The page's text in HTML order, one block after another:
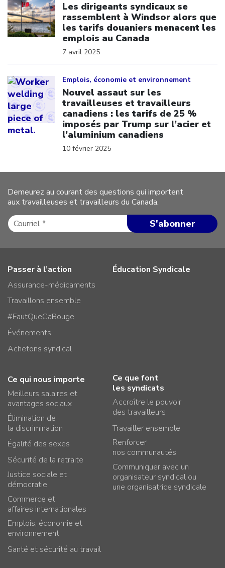
Les dirigeants syndicaux se
rassemblent à Windsor alors que
les tarifs douaniers menacent les
emplois au Canada
7 avril 2025
Emplois, économie et environnement
Nouvel assaut sur les
travailleuses et travailleurs
canadiens : les tarifs de 25 %
imposés par Trump sur l’acier et
l’aluminium canadiens
10 février 2025
Demeurez au courant des questions qui importent
aux travailleuses et travailleurs du Canada.
Passer à l’action
Assurance-médicaments
Travaillons ensemble
#FautQueCaBouge
Événements
Achetons syndical
Éducation Syndicale
Ce qui nous importe
Meilleurs salaires et
avantages sociaux
Élimination de
la discrimination
Égalité des sexes
Sécurité de la retraite
Justice sociale et
démocratie
Commerce et
affaires internationales
Emplois, économie et
environnement
Santé et sécurité au travail
Ce que font
les syndicats
Accroître le pouvoir
des travailleurs
Travailler ensemble
Renforcer
nos communautés
Communiquer avec un
organisateur syndical ou
une organisatrice syndicale